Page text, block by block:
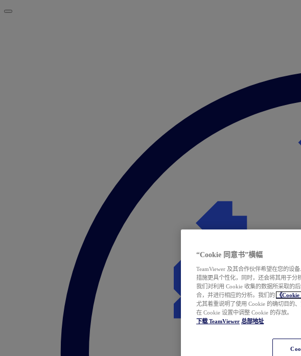
“Cookie 同意书”横幅
TeamViewer 及其合作伙伴希望在您的设
措施更具个性化，同时，还会将其用于分
我们对利用 Cookie 收集的数据所采取的
合，并进行相应的分析。我们的
《Cookie
尤其着重说明了使用 Cookie 的确切目的
在 Cookie 设置中调整 Cookie 的存放。
下载 TeamViewer 总部地址